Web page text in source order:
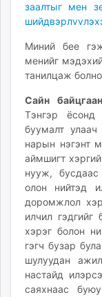
asu.mn
shudarga.mn
shuurhai.mn
unuudur.mn
isee.mn
mglradio.com
fact.mn
itoim.mn
tumen.mn
times.mn
tvmongolia.mn
mass.mn
unegui.mn
assa.mn
toim.mn
tac.mn
заалтыг мен
Миний бее
менийг
танилцаж
Сайн
Тэнгэр ёсонд
буумалт
нарын нэгэнт
аймшигт
нууж,
олон нийтэд
доромжлол
илчил
хэрэг болон
гэгч бузар
шулуудан
настайд
саяхнаас